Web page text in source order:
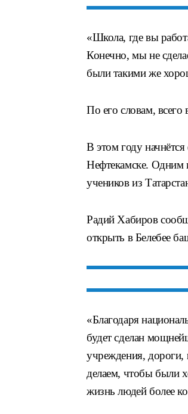
«Школа, где вы
Конечно, мы не
были такими же
По его словам, всего
В этом году начнётся
Нефтекамске. Одним
учеников из
Радий Хабиров
открыть в Белебее
«Благодаря
будет сделан
учреждения, дороги,
делаем, чтобы были
жизнь людей более